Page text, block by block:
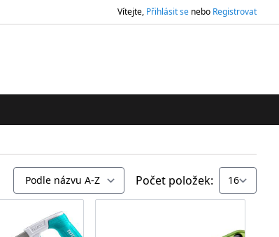
Vítejte, Přihlásit se nebo Registrovat
Počet položek: